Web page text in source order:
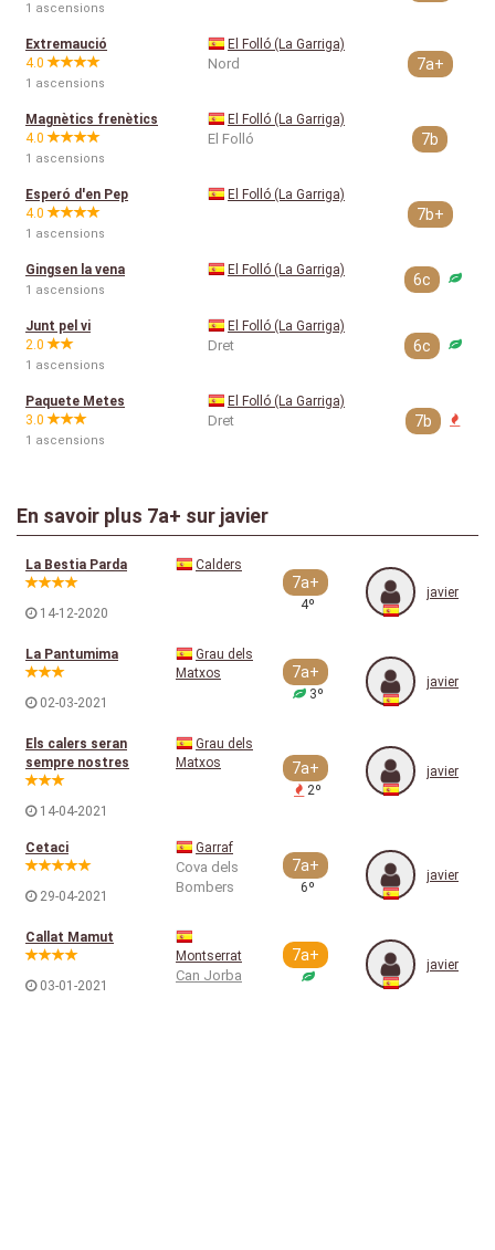
1 ascensions
Extremaució
4.0
1 ascensions
El Folló (La Garriga)
Nord 7a+
Magnètics frenètics
4.0
1 ascensions
El Folló (La Garriga)
El Folló 7b
Esperó d'en Pep
4.0
1 ascensions
El Folló (La Garriga)
7b+
Gingsen la vena
1 ascensions
El Folló (La Garriga)
6c
Junt pel vi
2.0
1 ascensions
El Folló (La Garriga)
Dret 6c
Paquete Metes
3.0
1 ascensions
El Folló (La Garriga)
Dret 7b
En savoir plus 7a+ sur javier
La Bestia Parda
14-12-2020
Calders
7a+
4º
javier
La Pantumima
02-03-2021
Grau dels
Matxos
7a+
3º
javier
Els calers seran
sempre nostres
14-04-2021
Grau dels
Matxos
7a+
2º
javier
Cetaci
29-04-2021
Garraf
Cova dels
Bombers
7a+
6º
javier
Callat Mamut
03-01-2021
Montserrat
Can Jorba
7a+
javier